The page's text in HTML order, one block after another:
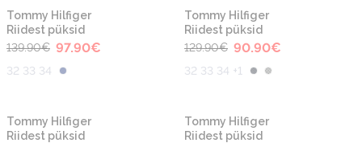
-30%
Tommy Hilfiger
Riidest püksid
139.90€ 97.90€
32 33 34
-30%
Tommy Hilfiger
Riidest püksid
129.90€ 90.90€
32 33 34 +1
-30%
Tommy Hilfiger
Riidest püksid
-30%
Tommy Hilfiger
Riidest püksid